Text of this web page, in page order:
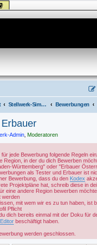
Stellwerk-Sim allgemein Bewerbungen
Admin Moderatoren
jede Bewerbung folgende Regeln
Region, in der du dich Bewerben
Württemberg" oder "Erbauer
als Tester und Erbauer ist
Bewerbung, dass du den Kodex
Projektpläne hat, schreib diese in
eine andere Region bewerben
werden
mit wem wir es zu tun haben, ist
Pflicht
dich bereits einmal mit der Doku für
beschäftigt haben.
werden geschlossen.